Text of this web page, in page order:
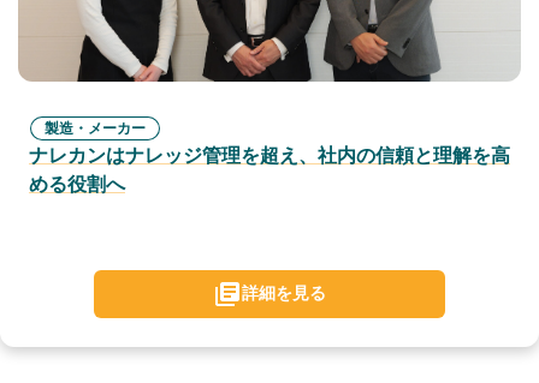
製造・メーカー
ナレカンはナレッジ管理を超え、社内の信頼と理解を高
める役割へ
詳細を見る